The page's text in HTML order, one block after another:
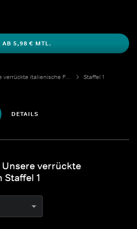
AB 5,98 € MTL.
Unsere verrückte italienische Farm
Staffel 1
DETAILS
verrückte
Staffel 1